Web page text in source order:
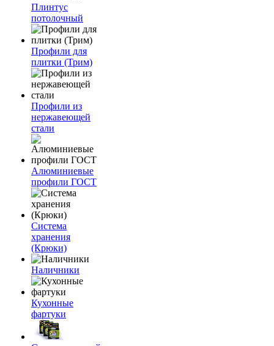
Плинтус
потолочный
Профили для
плитки (Трим)
Профили из
нержавеющей
стали
Алюминиевые
профили ГОСТ
Система
хранения
(Крюки)
Наличники
Кухонные
фартуки